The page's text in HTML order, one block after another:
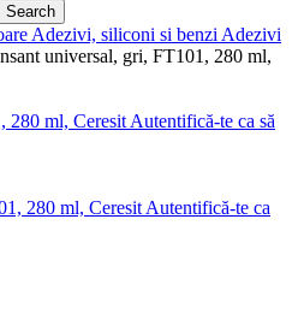
Search
Adezivi, siliconi si benzi Adezivi
universal, gri, FT101, 280 ml,
280 ml, Ceresit Autentifică-te ca să
280 ml, Ceresit Autentifică-te ca